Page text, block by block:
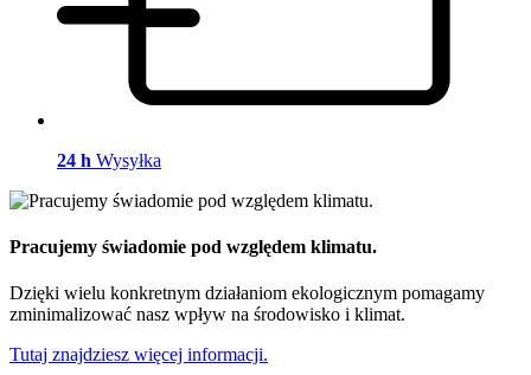
24 h Wysyłka
Pracujemy świadomie pod względem klimatu.
Dzięki wielu konkretnym działaniom ekologicznym pomagamy
zminimalizować nasz wpływ na środowisko i klimat.
Tutaj znajdziesz więcej informacji.